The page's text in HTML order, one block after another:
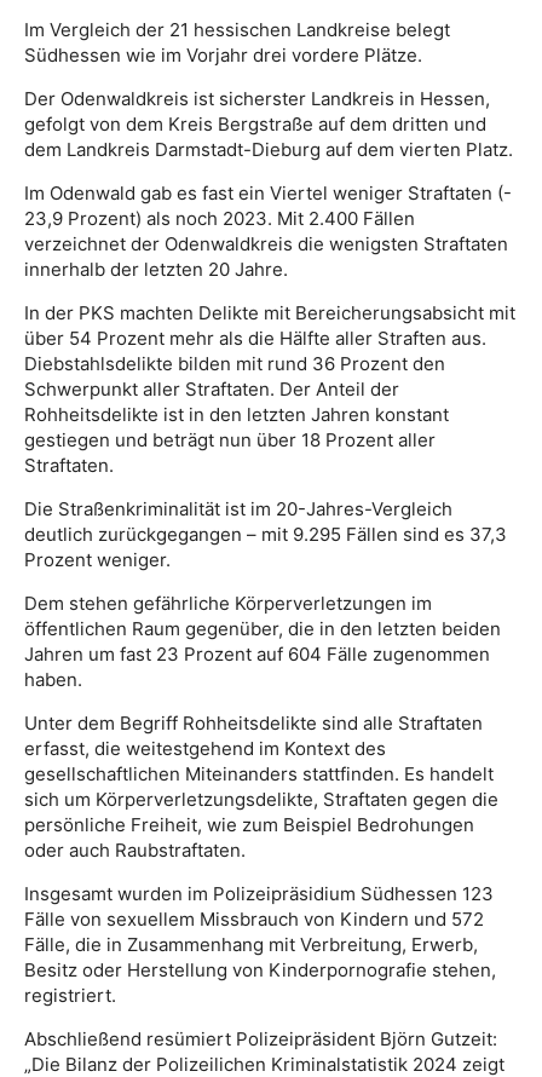
Im Vergleich der 21 hessischen Landkreise belegt
Südhessen wie im Vorjahr drei vordere Plätze.
Der Odenwaldkreis ist sicherster Landkreis in Hessen,
gefolgt von dem Kreis Bergstraße auf dem dritten und
dem Landkreis Darmstadt-Dieburg auf dem vierten Platz.
Im Odenwald gab es fast ein Viertel weniger Straftaten (-
23,9 Prozent) als noch 2023. Mit 2.400 Fällen
verzeichnet der Odenwaldkreis die wenigsten Straftaten
innerhalb der letzten 20 Jahre.
In der PKS machten Delikte mit Bereicherungsabsicht mit
über 54 Prozent mehr als die Hälfte aller Straften aus.
Diebstahlsdelikte bilden mit rund 36 Prozent den
Schwerpunkt aller Straftaten. Der Anteil der
Rohheitsdelikte ist in den letzten Jahren konstant
gestiegen und beträgt nun über 18 Prozent aller
Straftaten.
Die Straßenkriminalität ist im 20-Jahres-Vergleich
deutlich zurückgegangen – mit 9.295 Fällen sind es 37,3
Prozent weniger.
Dem stehen gefährliche Körperverletzungen im
öffentlichen Raum gegenüber, die in den letzten beiden
Jahren um fast 23 Prozent auf 604 Fälle zugenommen
haben.
Unter dem Begriff Rohheitsdelikte sind alle Straftaten
erfasst, die weitestgehend im Kontext des
gesellschaftlichen Miteinanders stattfinden. Es handelt
sich um Körperverletzungsdelikte, Straftaten gegen die
persönliche Freiheit, wie zum Beispiel Bedrohungen
oder auch Raubstraftaten.
Insgesamt wurden im Polizeipräsidium Südhessen 123
Fälle von sexuellem Missbrauch von Kindern und 572
Fälle, die in Zusammenhang mit Verbreitung, Erwerb,
Besitz oder Herstellung von Kinderpornografie stehen,
registriert.
Abschließend resümiert Polizeipräsident Björn Gutzeit:
„Die Bilanz der Polizeilichen Kriminalstatistik 2024 zeigt